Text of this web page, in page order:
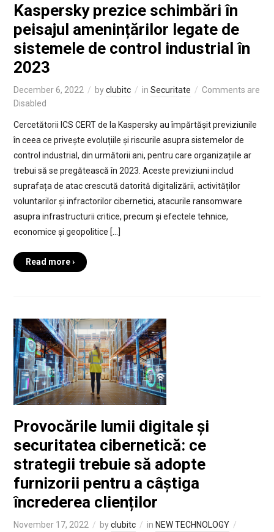
Kaspersky prezice schimbări în
peisajul amenințărilor legate de
sistemele de control industrial în
2023
December 6, 2022 byclubitc in Securitate
Comments are
Disabled
Cercetătorii ICS CERT de la Kaspersky au împărtășit previziunile
în ceea ce privește evoluțiile și riscurile asupra sistemelor de
control industrial, din următorii ani, pentru care organizațiile ar
trebui să se pregătească în 2023. Aceste previziuni includ
suprafața de atac crescută datorită digitalizării, activităților
voluntarilor și infractorilor cibernetici, atacurile ransomware
asupra infrastructurii critice, precum și efectele tehnice,
economice și geopolitice […]
Read more ›
Provocările lumii digitale și
securitatea cibernetică: ce
strategii trebuie să adopte
furnizorii pentru a câștiga
încrederea clienților
November 17, 2022 byclubitc in NEW TECHNOLOGY